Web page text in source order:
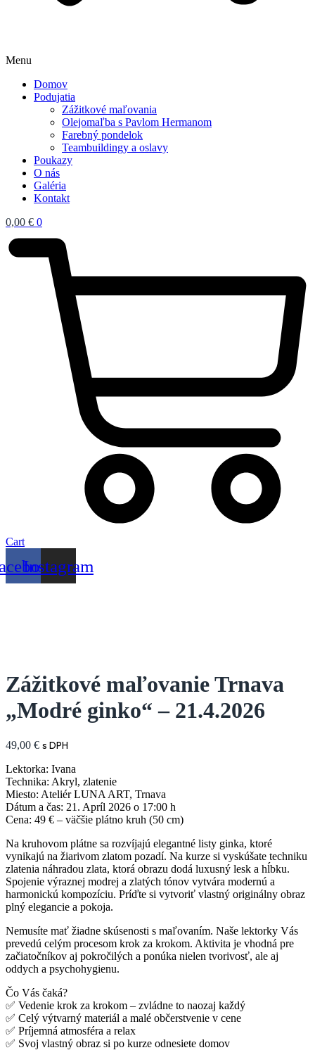
Menu
Domov
Podujatia
Zážitkové maľovania
Olejomaľba s Pavlom Hermanom
Farebný pondelok
Teambuildingy a oslavy
Poukazy
O nás
Galéria
Kontakt
0,00 € 0
Cart
Instagram
Zážitkové maľovanie Trnava
„Modré ginko“ – 21.4.2026
49,00 € s DPH
Lektorka: Ivana
Technika: Akryl, zlatenie
Miesto: Ateliér LUNA ART, Trnava
Dátum a čas: 21. Apríl 2026 o 17:00 h
Cena: 49 € – väčšie plátno kruh (50 cm)
Na kruhovom plátne sa rozvíjajú elegantné listy ginka, ktoré
vynikajú na žiarivom zlatom pozadí. Na kurze si vyskúšate techniku
zlatenia náhradou zlata, ktorá obrazu dodá luxusný lesk a hĺbku.
Spojenie výraznej modrej a zlatých tónov vytvára modernú a
harmonickú kompozíciu. Príďte si vytvoriť vlastný originálny obraz
plný elegancie a pokoja.
Nemusíte mať žiadne skúsenosti s maľovaním. Naše lektorky Vás
prevedú celým procesom krok za krokom. Aktivita je vhodná pre
začiatočníkov aj pokročilých a ponúka nielen tvorivosť, ale aj
oddych a psychohygienu.
Čo Vás čaká?
✅ Vedenie krok za krokom – zvládne to naozaj každý
✅ Celý výtvarný materiál a malé občerstvenie v cene
✅ Príjemná atmosféra a relax
✅ Svoj vlastný obraz si po kurze odnesiete domov